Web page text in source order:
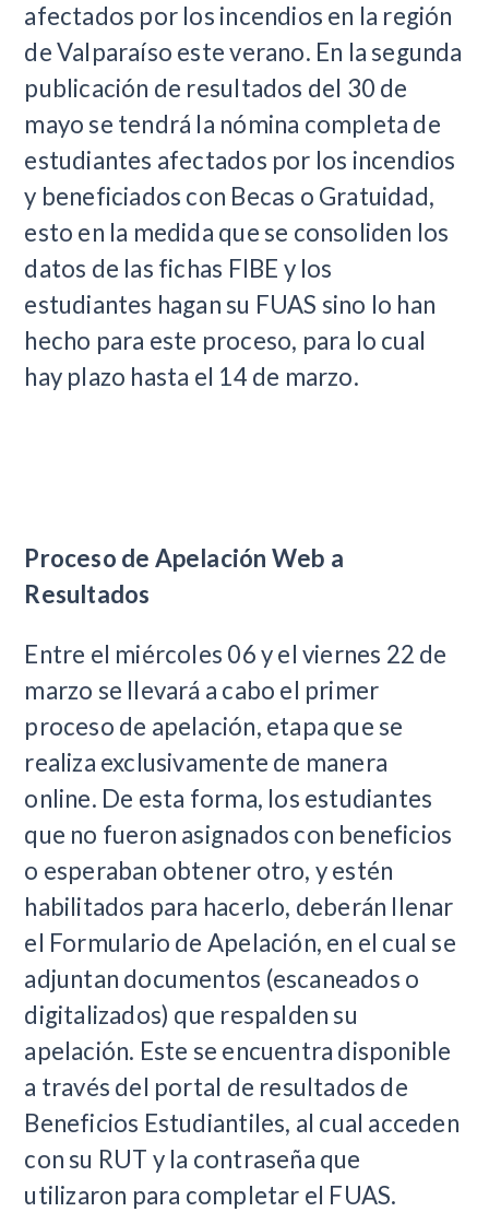
afectados por los incendios en la región
de Valparaíso este verano. En la segunda
publicación de resultados del 30 de
mayo se tendrá la nómina completa de
estudiantes afectados por los incendios
y beneficiados con Becas o Gratuidad,
esto en la medida que se consoliden los
datos de las fichas FIBE y los
estudiantes hagan su FUAS sino lo han
hecho para este proceso, para lo cual
hay plazo hasta el 14 de marzo.
Proceso de Apelación Web a
Resultados
Entre el miércoles 06 y el viernes 22 de
marzo se llevará a cabo el primer
proceso de apelación, etapa que se
realiza exclusivamente de manera
online. De esta forma, los estudiantes
que no fueron asignados con beneficios
o esperaban obtener otro, y estén
habilitados para hacerlo, deberán llenar
el Formulario de Apelación, en el cual se
adjuntan documentos (escaneados o
digitalizados) que respalden su
apelación. Este se encuentra disponible
a través del portal de resultados de
Beneficios Estudiantiles, al cual acceden
con su RUT y la contraseña que
utilizaron para completar el FUAS.